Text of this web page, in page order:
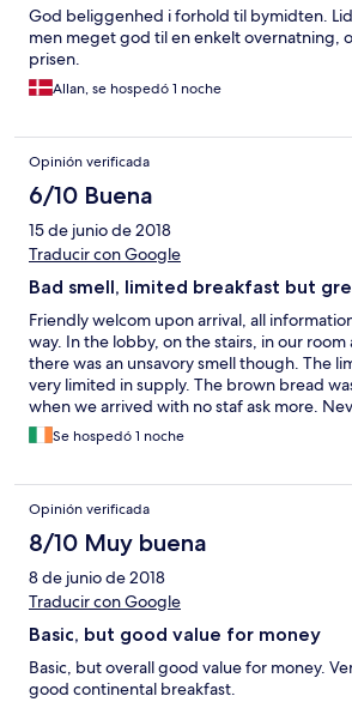
God beliggenhed i forhold til bymidten.
men meget god til en enkelt overnatning,
prisen.
Allan, se hospedó 1 noche
Opinión verificada
6/10 Buena
15 de junio de 2018
Traducir con Google
Bad smell, limited breakfast but
Friendly welcom upon arrival, all
way. In the lobby, on the stairs, in our room
there was an unsavory smell though. The
very limited in supply. The brown bread
when we arrived with no staf ask more.
receptionist told us there were few guests
There is a lovely pub accross the street
Se hospedó 1 noche
Opinión verificada
8/10 Muy buena
8 de junio de 2018
Traducir con Google
Basic, but good value for money
Basic, but overall good value for money.
good continental breakfast.